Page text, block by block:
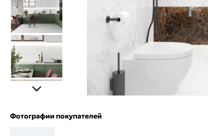
Фотографии покупателей